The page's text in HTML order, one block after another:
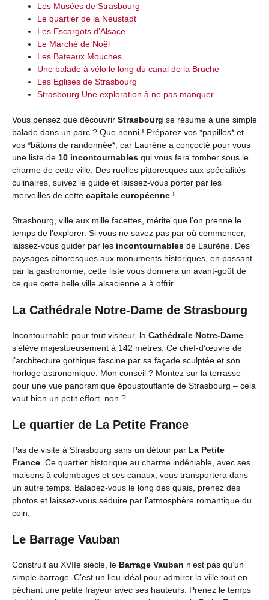
Les Musées de Strasbourg
Le quartier de la Neustadt
Les Escargots d’Alsace
Le Marché de Noël
Les Bateaux Mouches
Une balade à vélo le long du canal de la Bruche
Les Églises de Strasbourg
Strasbourg Une exploration à ne pas manquer
Vous pensez que découvrir Strasbourg se résume à une simple
balade dans un parc ? Que nenni ! Préparez vos *papilles* et
vos *bâtons de randonnée*, car Laurène a concocté pour vous
une liste de 10 incontournables qui vous fera tomber sous le
charme de cette ville. Des ruelles pittoresques aux spécialités
culinaires, suivez le guide et laissez-vous porter par les
merveilles de cette capitale européenne !
Strasbourg, ville aux mille facettes, mérite que l’on prenne le
temps de l’explorer. Si vous ne savez pas par où commencer,
laissez-vous guider par les incontournables de Laurène. Des
paysages pittoresques aux monuments historiques, en passant
par la gastronomie, cette liste vous donnera un avant-goût de
ce que cette belle ville alsacienne a à offrir.
La Cathédrale Notre-Dame de Strasbourg
Incontournable pour tout visiteur, la Cathédrale Notre-Dame
s’élève majestueusement à 142 mètres. Ce chef-d’œuvre de
l’architecture gothique fascine par sa façade sculptée et son
horloge astronomique. Mon conseil ? Montez sur la terrasse
pour une vue panoramique époustouflante de Strasbourg – cela
vaut bien un petit effort, non ?
Le quartier de La Petite France
Pas de visite à Strasbourg sans un détour par La Petite
France. Ce quartier historique au charme indéniable, avec ses
maisons à colombages et ses canaux, vous transportera dans
un autre temps. Baladez-vous le long des quais, prenez des
photos et laissez-vous séduire par l’atmosphère romantique du
coin.
Le Barrage Vauban
Construit au XVIIe siècle, le Barrage Vauban n’est pas qu’un
simple barrage. C’est un lieu idéal pour admirer la ville tout en
pêchant une petite frayeur avec ses hauteurs. Prenez le temps